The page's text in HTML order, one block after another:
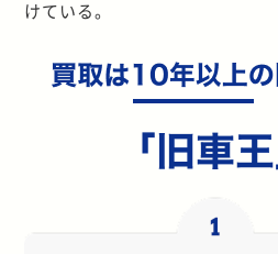
けている。